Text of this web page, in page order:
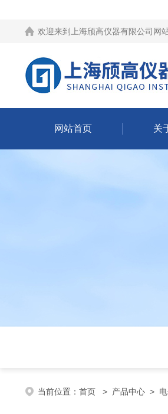
欢迎来到 上海颀高仪器有限公司网
网站首页 关
当前位置： 首页 > 产品中心 >